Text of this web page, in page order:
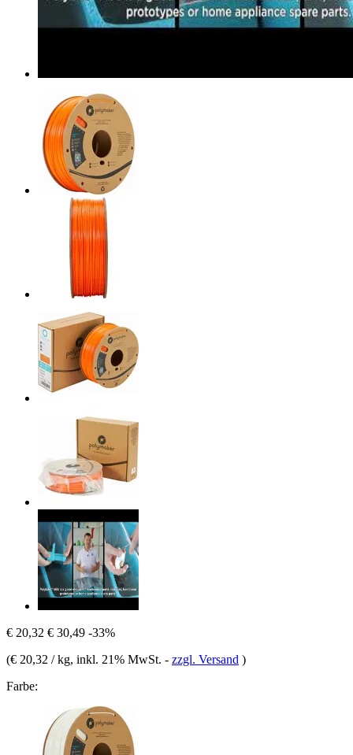
€ 20,32 € 30,49 -33%
(€ 20,32 / kg, inkl. 21% MwSt. - zzgl. Versand )
Farbe: